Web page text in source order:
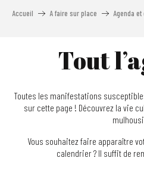
Accueil A faire sur place Agenda
Tout
Toutes les manifestations
sur cette page ! Découvrez la vie
Vous souhaitez faire apparaître
calendrier ? Il suffit de